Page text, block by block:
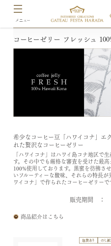
コーヒーゼリー フレッシュ
希少なコーヒー豆「ハワイコナ」エ
れた贅沢なコーヒーゼリー
「ハワイコナ」はハワイ島コナ地区で
す。その中でも厳格な審査を受けた最
100%使用しております。黒蜜を彷彿さ
いフルーティーな酸味、それらの特長
ワイコナ」で作られたコーヒーゼリーで
販売期間 ：
商品紹介はこちら